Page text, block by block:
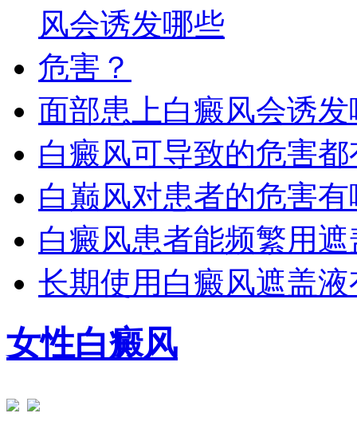
面部患上白癜风会诱
白癜风可导致的危害
白巅风对患者的危害
白癜风患者能频繁用
长期使用白癜风遮盖
女性白癜风